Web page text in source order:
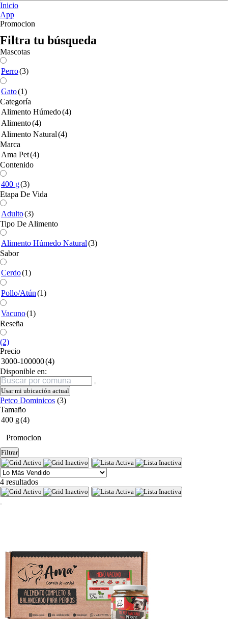
Inicio
App
Promocion
Filtra tu búsqueda
Mascotas
Perro(3)
Gato(1)
Categoría
Alimento Húmedo(4)
Alimento(4)
Alimento Natural(4)
Marca
Ama Pet(4)
Contenido
400 g(3)
Etapa De Vida
Adulto(3)
Tipo De Alimento
Alimento Húmedo Natural(3)
Sabor
Cerdo(1)
Pollo/Atún(1)
Vacuno(1)
Reseña
(2)
Precio
3000-100000(4)
Disponible en:
Buscar
Usar mi ubicación actual
Petco Dominicos (3)
Tamaño
400 g(4)
Promocion
Filtrar
4 resultados